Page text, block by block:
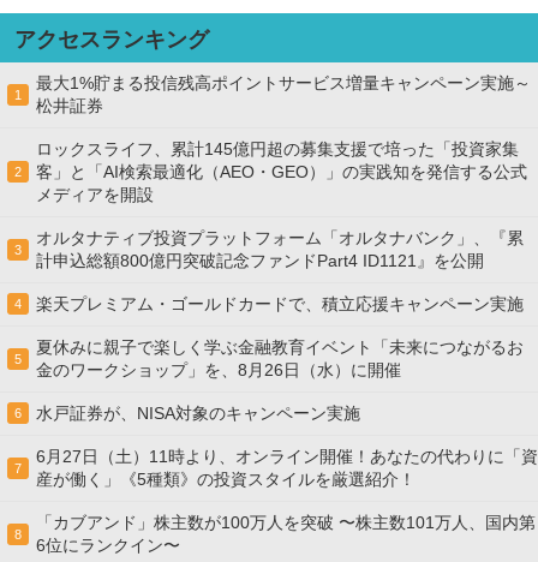
アクセスランキング
1
最大1%貯まる投信残高ポイントサービス増量キャンペーン実施～
松井証券
2
ロックスライフ、累計145億円超の募集支援で培った「投資家集
客」と「AI検索最適化（AEO・GEO）」の実践知を発信する公式
メディアを開設
3
オルタナティブ投資プラットフォーム「オルタナバンク」、『累
計申込総額800億円突破記念ファンドPart4 ID1121』を公開
4 楽天プレミアム・ゴールドカードで、積立応援キャンペーン実施
5
夏休みに親子で楽しく学ぶ金融教育イベント「未来につながるお
金のワークショップ」を、8月26日（水）に開催
6 水戸証券が、NISA対象のキャンペーン実施
7
6月27日（土）11時より、オンライン開催！あなたの代わりに「資
産が働く」《5種類》の投資スタイルを厳選紹介！
8
「カブアンド」株主数が100万人を突破 〜株主数101万人、国内第
6位にランクイン〜